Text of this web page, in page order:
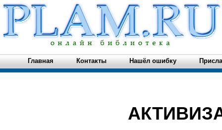
Главная Контакты Нашёл ошибку